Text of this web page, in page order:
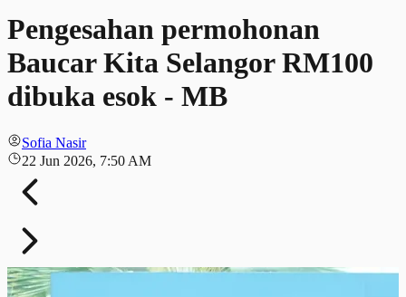
Pengesahan permohonan
Baucar Kita Selangor RM100
dibuka esok - MB
Sofia Nasir
22 Jun 2026, 7:50 AM